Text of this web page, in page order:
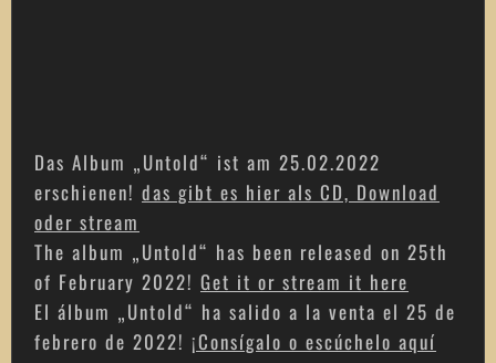
Das Album „Untold“ ist am 25.02.2022
erschienen! das gibt es hier als CD, Download
oder stream
The album „Untold“ has been released on 25th
of February 2022! Get it or stream it here
El álbum „Untold“ ha salido a la venta el 25 de
febrero de 2022! ¡Consígalo o escúchelo aquí